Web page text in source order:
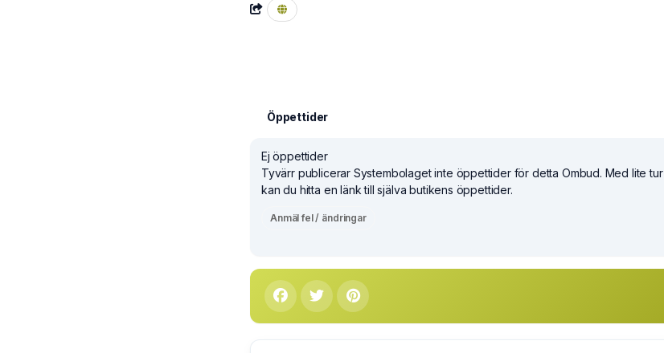
Öppettider
Ej öppettider
Tyvärr publicerar Systembolaget inte öppettider för detta Ombud. Med lite tur
kan du hitta en länk till själva butikens öppettider.
Anmäl fel / ändringar